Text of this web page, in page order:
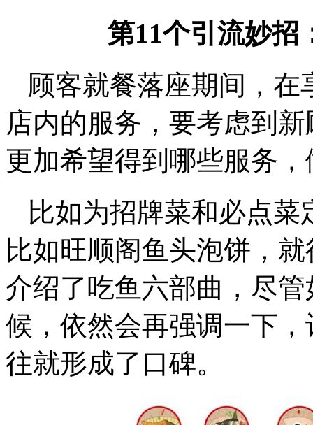
第11个引流妙招
顾客就餐落座期间，
店内的服务，要考虑到
更加希望得到哪些服务
比如为招牌菜和必点
比如旺顺阁鱼头泡饼，
介绍了吃鱼六部曲，尽
候，依然会再强调一下
往就形成了口碑。